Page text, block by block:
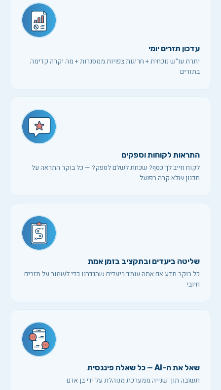
עדכון תזרים יומי
יתרת עו"ש נוכחית + חריגות צפויות ממסגרות + מה יקרה קדימה
בתזרים
התראות לקוחות וספקים
לקוח חייב לך כסף? שכחת לשלם לספק? — כל בוקר התראה על
תכנון שלא קרה בפועל.
שליטה ביעדים ובתקציב בזמן אמת
כל בוקר תדע אם אתה עומד ביעדים שהגדרנו כדי לשמור על תזרים
חיובי
שאל את ה-AI — כל שאלה פיננסית
תשובה תוך שנייה ממערכת מנוהלת על ידי בן אדם